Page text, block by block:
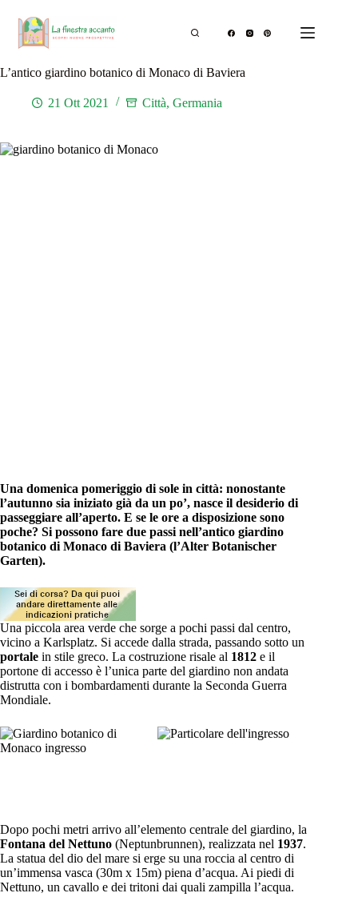
contenuto
L’antico giardino botanico di Monaco di Baviera
21 Ott 2021 Città, Germania
Una domenica pomeriggio di sole in città: nonostante
l’autunno sia iniziato già da un po’, nasce il desiderio di
passeggiare all’aperto. E se le ore a disposizione sono
poche? Si possono fare due passi nell’antico giardino
botanico di Monaco di Baviera (l’Alter Botanischer
Garten).
Una piccola area verde che sorge a pochi passi dal centro,
vicino a Karlsplatz. Si accede dalla strada, passando sotto un
portale in stile greco. La costruzione risale al 1812 e il
portone di accesso è l’unica parte del giardino non andata
distrutta con i bombardamenti durante la Seconda Guerra
Mondiale.
Dopo pochi metri arrivo all’elemento centrale del giardino, la
Fontana del Nettuno (Neptunbrunnen), realizzata nel 1937.
La statua del dio del mare si erge su una roccia al centro di
un’immensa vasca (30m x 15m) piena d’acqua. Ai piedi di
Nettuno, un cavallo e dei tritoni dai quali zampilla l’acqua.